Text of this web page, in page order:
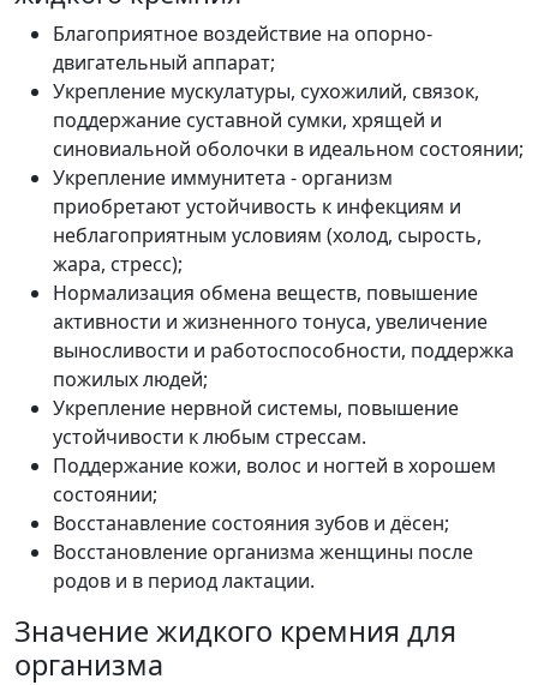
Благоприятное воздействие на опорно-
двигательный аппарат;
Укрепление мускулатуры, сухожилий, связок,
поддержание суставной сумки, хрящей и
синовиальной оболочки в идеальном состоянии;
Укрепление иммунитета - организм
приобретают устойчивость к инфекциям и
неблагоприятным условиям (холод, сырость,
жара, стресс);
Нормализация обмена веществ, повышение
активности и жизненного тонуса, увеличение
выносливости и работоспособности, поддержка
пожилых людей;
Укрепление нервной системы, повышение
устойчивости к любым стрессам.
Поддержание кожи, волос и ногтей в хорошем
состоянии;
Восстанавление состояния зубов и дёсен;
Восстановление организма женщины после
родов и в период лактации.
Значение жидкого кремния для
организма